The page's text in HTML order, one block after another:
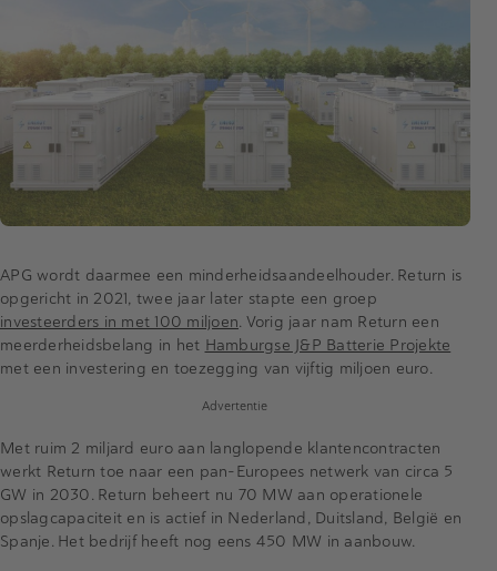
APG wordt daarmee een minderheidsaandeelhouder. Return is
opgericht in 2021, twee jaar later stapte een groep
investeerders in met 100 miljoen. Vorig jaar nam Return een
meerderheidsbelang in het Hamburgse J&P Batterie Projekte
met een investering en toezegging van vijftig miljoen euro.
Advertentie
Met ruim 2 miljard euro aan langlopende klantencontracten
werkt Return toe naar een pan-Europees netwerk van circa 5
GW in 2030. Return beheert nu 70 MW aan operationele
opslagcapaciteit en is actief in Nederland, Duitsland, België en
Spanje. Het bedrijf heeft nog eens 450 MW in aanbouw.